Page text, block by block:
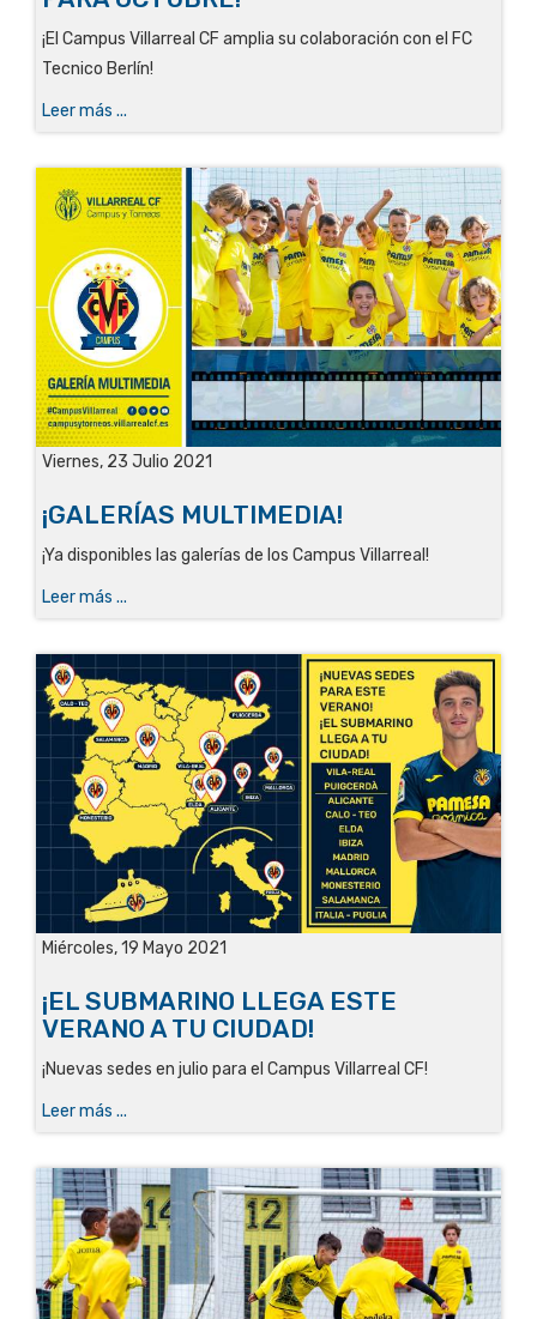
¡El Campus Villarreal CF amplia su colaboración con el FC
Tecnico Berlín!
Leer más ...
Viernes, 23 Julio 2021
¡GALERÍAS MULTIMEDIA!
¡Ya disponibles las galerías de los Campus Villarreal!
Leer más ...
Miércoles, 19 Mayo 2021
¡EL SUBMARINO LLEGA ESTE
VERANO A TU CIUDAD!
¡Nuevas sedes en julio para el Campus Villarreal CF!
Leer más ...